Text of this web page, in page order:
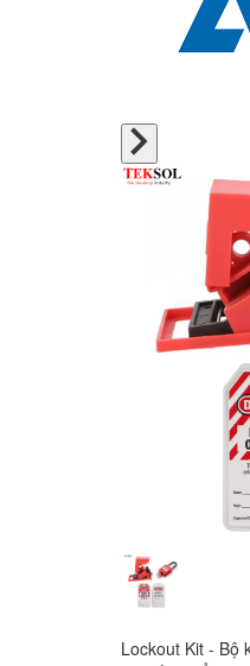
Lockout Kit - Bộ